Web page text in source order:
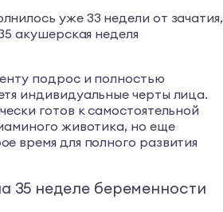
уже 33 недели от зачатия,
акушерская неделя
подрос и полностью
индивидуальные черты лица.
готов к самостоятельной
животика, но еще
время для полного развития
35 неделе беременности